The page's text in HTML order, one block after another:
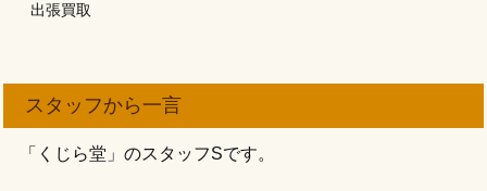
出張買取
スタッフから一言
「くじら堂」のスタッフSです。